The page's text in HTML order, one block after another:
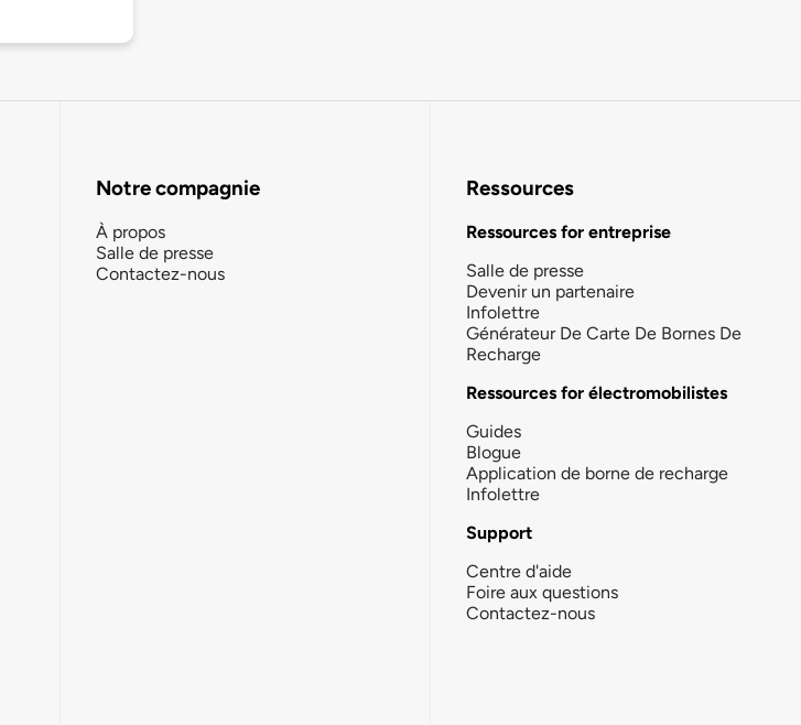
Notre compagnie
À propos
Salle de presse
Contactez-nous
Ressources
Ressources for entreprise
Salle de presse
Devenir un partenaire
Infolettre
Générateur De Carte De Bornes De
Recharge
Ressources for électromobilistes
Guides
Blogue
Application de borne de recharge
Infolettre
Support
Centre d'aide
Foire aux questions
Contactez-nous